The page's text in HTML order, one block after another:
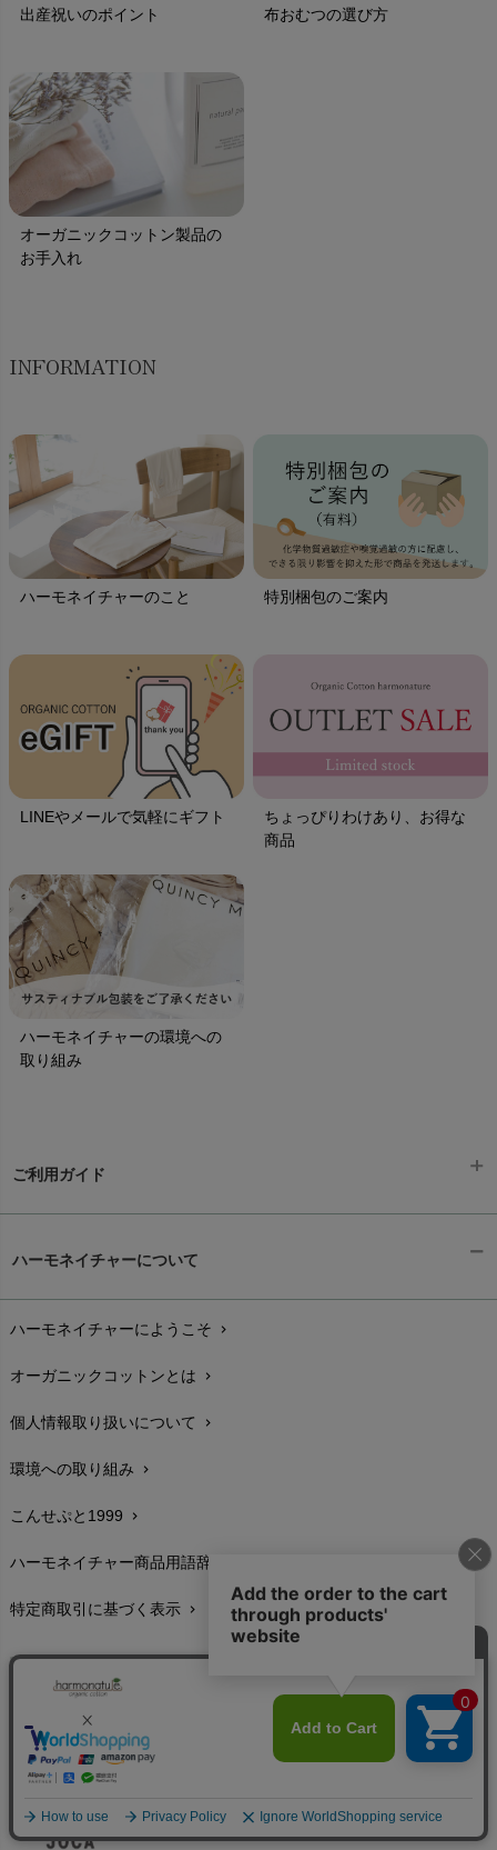
出産祝いのポイント 布おむつの選び方
オーガニックコットン製品の
お手入れ
INFORMATION
ハーモネイチャーのこと 特別梱包のご案内
LINEやメールで気軽にギフト
ちょっぴりわけあり、お得な
商品
ハーモネイチャーの環境への
取り組み
ご利用ガイド
配送と送料chevron_right
在庫状況と発送予定chevron_right
サイズ・寸法chevron_right
生地・素材chevron_right
お手入れについて
レビューを書こうchevron_right
返品交換chevron_right
FAXでのご注文chevron_right
ハーモネイチャーについて
ハーモネイチャーにようこそ chevron_right
オーガニックコットンとは chevron_right
個人情報取り扱いについて chevron_right
環境への取り組み chevron_right
こんせぷと1999 chevron_right
ハーモネイチャー商品用語辞典
特定商取引に基づく表示 chevron_right